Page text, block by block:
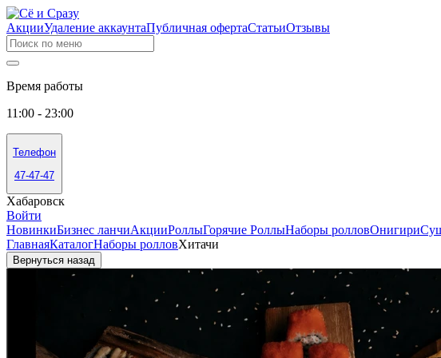
АкцииУдаление аккаунтаПубличная офертаСтатьиОтзывы
Время работы
11:00 - 23:00
Телефон
47-47-47
Хабаровск
Войти
НовинкиБизнес ланчиАкцииРоллыГорячие РоллыНаборы ролловОнигири
ГлавнаяКаталогНаборы ролловХитачи
Вернуться назад